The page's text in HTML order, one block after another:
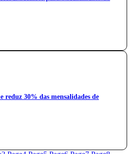
reduz 30% das mensalidades de